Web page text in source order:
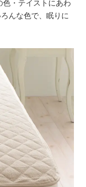
・テイストにあわ
んな色で、眠りに